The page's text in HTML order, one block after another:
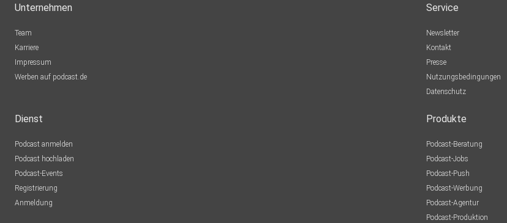
Unternehmen
Team
Karriere
Impressum
Werben auf podcast.de
Service
Newsletter
Kontakt
Presse
Nutzungsbedingungen
Datenschutz
Dienst
Podcast anmelden
Podcast hochladen
Podcast-Events
Registrierung
Anmeldung
Produkte
Podcast-Beratung
Podcast-Jobs
Podcast-Push
Podcast-Werbung
Podcast-Agentur
Podcast-Produktion